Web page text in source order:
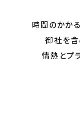
時間のかか
御社を
情熱とプ